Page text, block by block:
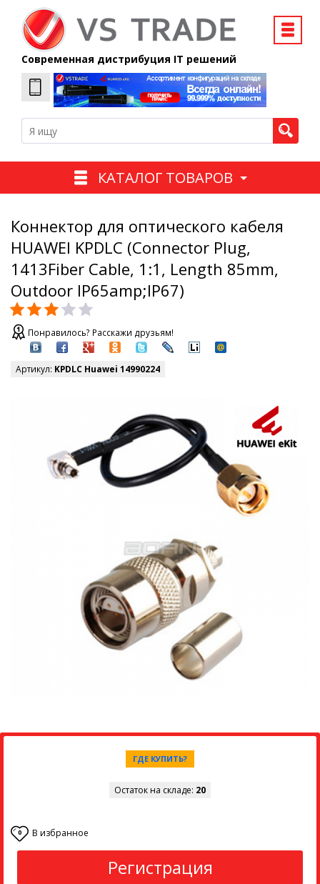
Современная дистрибуция IT решений
КАТАЛОГ ТОВАРОВ
Коннектор для оптического кабеля
HUAWEI KPDLC (Connector Plug,
1413Fiber Cable, 1:1, Length 85mm,
Outdoor IP65amp;IP67)
Понравилось? Расскажи друзьям!
Артикул: KPDLC Huawei 14990224
ГДЕ КУПИТЬ?
Остаток на складе: 20
0 В избранное
Регистрация